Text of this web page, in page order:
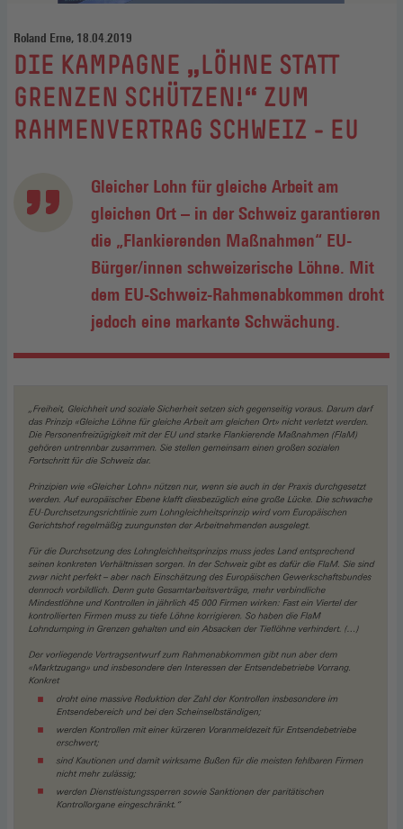
Roland Erne, 18.04.2019
:
DIE KAMPAGNE „LÖHNE STATT
GRENZEN SCHÜTZEN!“ ZUM
RAHMENVERTRAG SCHWEIZ - EU
Gleicher Lohn für gleiche Arbeit am
gleichen Ort – in der Schweiz garantieren
die „Flankierenden Maßnahmen“ EU-
Bürger/innen schweizerische Löhne. Mit
dem EU-Schweiz-Rahmenabkommen droht
jedoch eine markante Schwächung.